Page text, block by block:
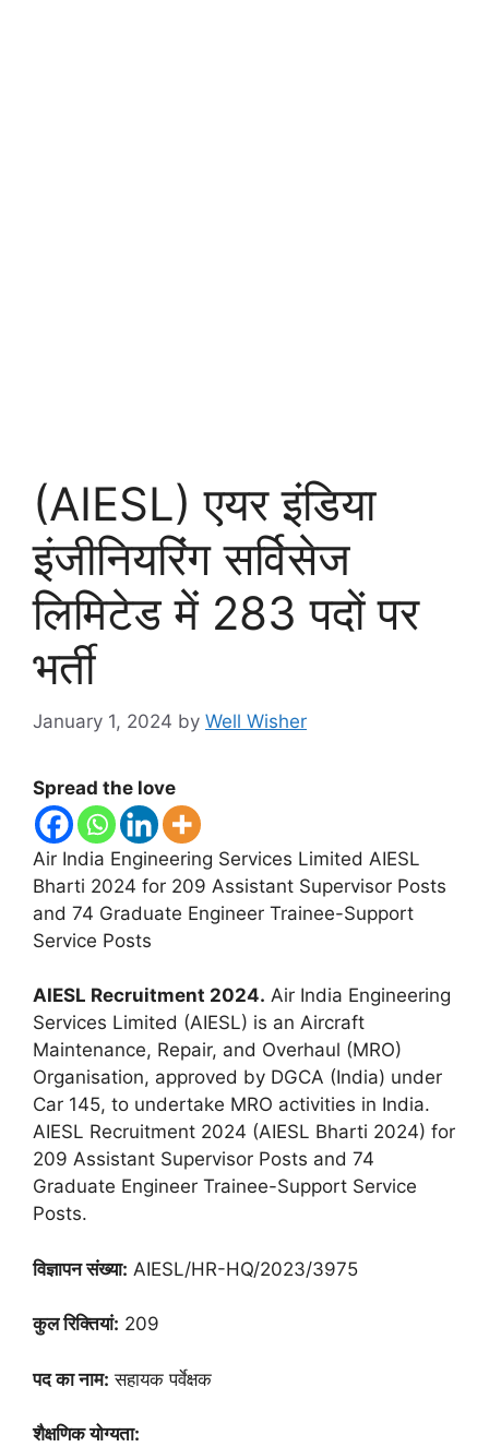
(AIESL) एयर इंडिया
इंजीनियरिंग सर्विसेज
लिमिटेड में 283 पदों पर
भर्ती
January 1, 2024 by Well Wisher
Spread the love
Air India Engineering Services Limited AIESL
Bharti 2024 for 209 Assistant Supervisor Posts
and 74 Graduate Engineer Trainee-Support
Service Posts
AIESL Recruitment 2024. Air India Engineering
Services Limited (AIESL) is an Aircraft
Maintenance, Repair, and Overhaul (MRO)
Organisation, approved by DGCA (India) under
Car 145, to undertake MRO activities in India.
AIESL Recruitment 2024 (AIESL Bharti 2024) for
209 Assistant Supervisor Posts and 74
Graduate Engineer Trainee-Support Service
Posts.
विज्ञापन संख्या: AIESL/HR-HQ/2023/3975
कुल रिक्तियां: 209
पद का नाम: सहायक पर्वेक्षक
शैक्षणिक योग्यता: